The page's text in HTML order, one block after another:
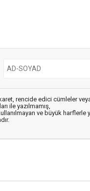
rencide edici cümleler
ile yazılmamış,
ve büyük harflerle